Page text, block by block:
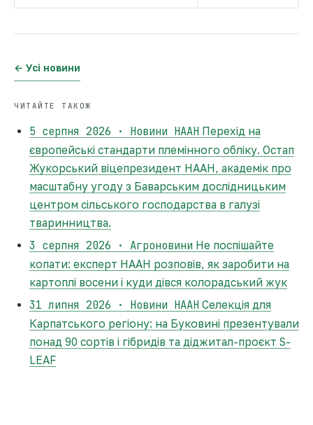
← Усі новини
ЧИТАЙТЕ ТАКОЖ
5 серпня 2026 · Новини НААН Перехід на
європейські стандарти племінного обліку. Остап
Жукорський віцепрезидент НААН, академік про
масштабну угоду з Баварським дослідницьким
центром сільського господарства в галузі
тваринництва.
3 серпня 2026 · Агроновини Не поспішайте
копати: експерт НААН розповів, як заробити на
картоплі восени і куди дівся колорадський жук
31 липня 2026 · Новини НААН Селекція для
Карпатського регіону: на Буковині презентували
понад 90 сортів і гібридів та діджитал-проєкт S-
LEAF